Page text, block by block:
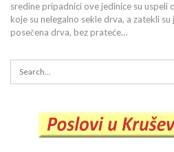
sredine pripadnici ove jedinice su uspeli
koje su nelegalno sekle drva, a zatekli
posečena drva, bez prateće…